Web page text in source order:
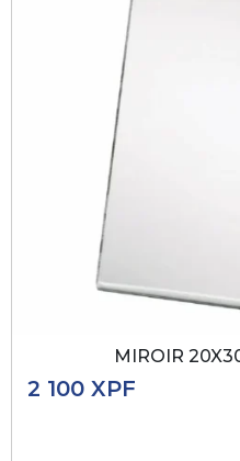
MIROIR
2 100XPF